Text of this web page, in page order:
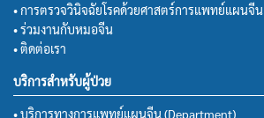
• การตรวจวินิจฉัยโรคด้วยศาสตร์การแพทย์แผนจีน
• ร่วมงานกับหมอจีน
• ติดต่อเรา
บริการสำหรับผู้ป่วย
• บริการทางการแพทย์แผนจีน (Department)